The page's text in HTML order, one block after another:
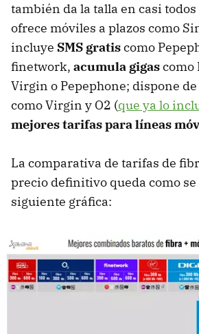
también da la talla en casi
ofrece móviles a plazos como
incluye SMS gratiscomo
finetwork, acumula gigascomo
Virgin o Pepephone; dispone de
como Virgin y O2 (que ya lo
mejores tarifas para líneas
La comparativa de tarifas de
precio definitivo queda como
siguiente gráfica: